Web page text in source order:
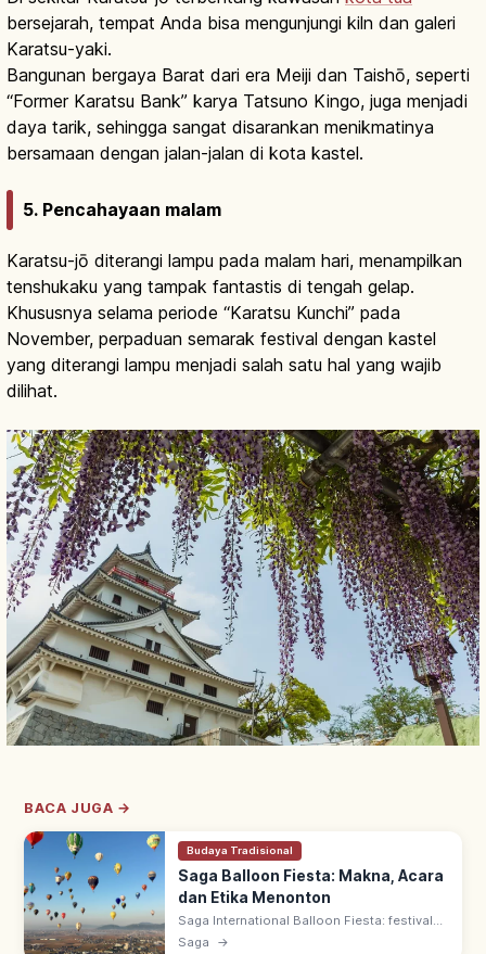
bersejarah, tempat Anda bisa mengunjungi kiln dan galeri
Karatsu-yaki.
Bangunan bergaya Barat dari era Meiji dan Taishō, seperti
“Former Karatsu Bank” karya Tatsuno Kingo, juga menjadi
daya tarik, sehingga sangat disarankan menikmatinya
bersamaan dengan jalan-jalan di kota kastel.
5. Pencahayaan malam
Karatsu-jō diterangi lampu pada malam hari, menampilkan
tenshukaku yang tampak fantastis di tengah gelap.
Khususnya selama periode “Karatsu Kunchi” pada
November, perpaduan semarak festival dengan kastel
yang diterangi lampu menjadi salah satu hal yang wajib
dilihat.
BACA JUGA →
Budaya Tradisional
Saga Balloon Fiesta: Makna, Acara
dan Etika Menonton
Saga International Balloon Fiesta: festival
balon udara terbesar Asia di Sungai Kase,
Saga →